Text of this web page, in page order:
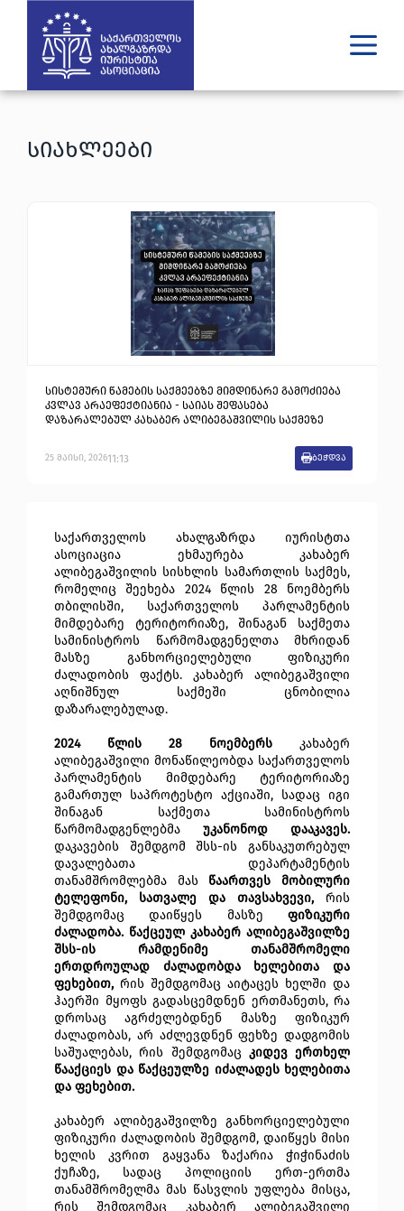
რას ვაკეთებთ
მედია
იურიდული დახმარება
GEEN
სიახლეები
სისტემური წამების საქმეებზე მიმდინარე გამოძიება
კვლავ არაეფექტიანია - საიას შეფასება
დაზარალებულ კახაბერ ალიბეგაშვილის საქმეზე
25 მაისი, 202611:13 ბეჭდვა
საქართველოს ახალგაზრდა იურისტთა
ასოციაცია ეხმაურება კახაბერ
ალიბეგაშვილის სისხლის სამართლის საქმეს,
რომელიც შეეხება 2024 წლის 28 ნოემბერს
თბილისში, საქართველოს პარლამენტის
მიმდებარე ტერიტორიაზე, შინაგან საქმეთა
სამინისტროს წარმომადგენელთა მხრიდან
მასზე განხორციელებული ფიზიკური
ძალადობის ფაქტს. კახაბერ ალიბეგაშვილი
აღნიშნულ საქმეში ცნობილია
დაზარალებულად.
2024 წლის 28 ნოემბერს კახაბერ
ალიბეგაშვილი მონაწილეობდა საქართველოს
პარლამენტის მიმდებარე ტერიტორიაზე
გამართულ საპროტესტო აქციაში, სადაც იგი
შინაგან საქმეთა სამინისტროს
წარმომადგენლებმა უკანონოდ დააკავეს.
დაკავების შემდგომ შსს-ის განსაკუთრებულ
დავალებათა დეპარტამენტის
თანამშრომლებმა მას წაართვეს მობილური
ტელეფონი, სათვალე და თავსახვევი, რის
შემდგომაც დაიწყეს მასზე ფიზიკური
ძალადობა. წაქცეულ კახაბერ ალიბეგაშვილზე
შსს-ის რამდენიმე თანამშრომელი
ერთდროულად ძალადობდა ხელებითა და
ფეხებით, რის შემდგომაც აიტაცეს ხელში და
ჰაერში მყოფს გადასცემდნენ ერთმანეთს, რა
დროსაც აგრძელებდნენ მასზე ფიზიკურ
ძალადობას, არ აძლევდნენ ფეხზე დადგომის
საშუალებას, რის შემდგომაც კიდევ ერთხელ
წააქციეს და წაქცეულზე იძალადეს ხელებითა
და ფეხებით.
კახაბერ ალიბეგაშვილზე განხორციელებული
ფიზიკური ძალადობის შემდგომ, დაიწყეს მისი
ხელის კვრით გაყვანა ზაქარია ჭიჭინაძის
ქუჩაზე, სადაც პოლიციის ერთ-ერთმა
თანამშრომელმა მას წასვლის უფლება მისცა,
რის შემდგომაც კახაბერ ალიბეგაშვილი